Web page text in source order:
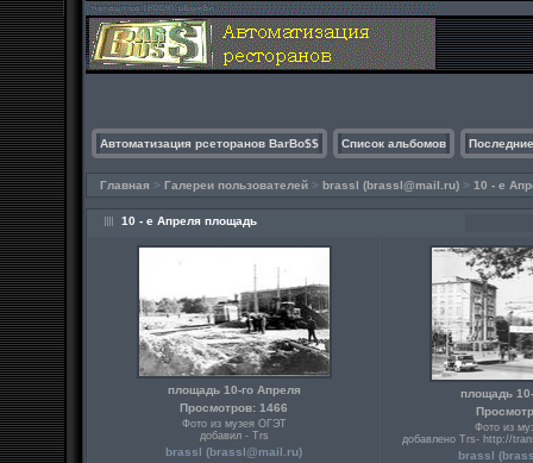
Автоматизация рсеторанов BarBo$$ Список альбомов
Главная > Галереи пользователей > brassl (brassl@mail.ru) > 10 - е
10 - е Апреля площадь
площадь 10-го Апреля
Просмотров: 1466
Фото из музея ОГЭТ
добавил - Trs
brassl (brassl@mail.ru)
площадь
Фото из
добавлено Trs- http://
brassl